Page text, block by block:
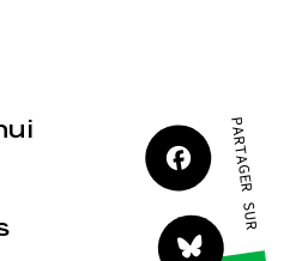
PARTAGER SUR